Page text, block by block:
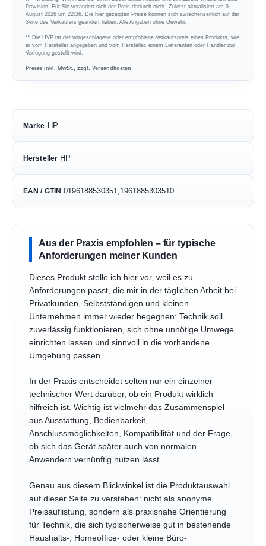
Provision. Für Sie verändert sich der Preis dadurch nicht. Zuletzt aktualisiert am 9.
August 2026 um 22:36. Die hier gezeigten Preise können sich zwischenzeitlich auf der
Seite des Verkäufers geändert haben. Alle Angaben ohne Gewähr.
** Die UVP ist der vorgeschlagene oder empfohlene Verkaufspreis eines Produkts, wie
er vom Hersteller angegeben und vom Hersteller, einem Lieferanten oder Händler zur
Verfügung gestellt wird.
Preise inkl. MwSt., zzgl. Versandkosten
Marke HP
Hersteller HP
EAN / GTIN 0196188530351,1961885303510
Aus der Praxis empfohlen – für typische
Anforderungen meiner Kunden
Dieses Produkt stelle ich hier vor, weil es zu
Anforderungen passt, die mir in der täglichen Arbeit bei
Privatkunden, Selbstständigen und kleinen
Unternehmen immer wieder begegnen: Technik soll
zuverlässig funktionieren, sich ohne unnötige Umwege
einrichten lassen und sinnvoll in die vorhandene
Umgebung passen.
In der Praxis entscheidet selten nur ein einzelner
technischer Wert darüber, ob ein Produkt wirklich
hilfreich ist. Wichtig ist vielmehr das Zusammenspiel
aus Ausstattung, Bedienbarkeit,
Anschlussmöglichkeiten, Kompatibilität und der Frage,
ob sich das Gerät später auch von normalen
Anwendern vernünftig nutzen lässt.
Genau aus diesem Blickwinkel ist die Produktauswahl
auf dieser Seite zu verstehen: nicht als anonyme
Preisauflistung, sondern als praxisnahe Orientierung
für Technik, die sich typischerweise gut in bestehende
Haushalts-, Homeoffice- oder kleine Büro-